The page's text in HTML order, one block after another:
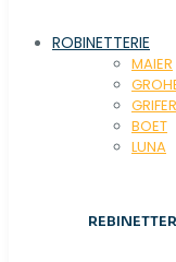
ROBINETTERIE
MAIER
BOET
LUNA